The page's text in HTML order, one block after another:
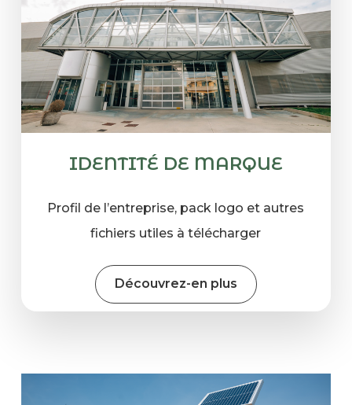
IDENTITÉ DE MARQUE
Profil de l’entreprise, pack logo et autres
fichiers utiles à télécharger
Découvrez-en plus